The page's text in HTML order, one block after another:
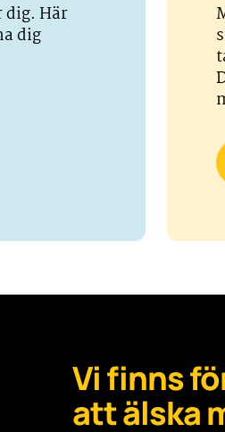
Här
dig
Vi finns
att älska